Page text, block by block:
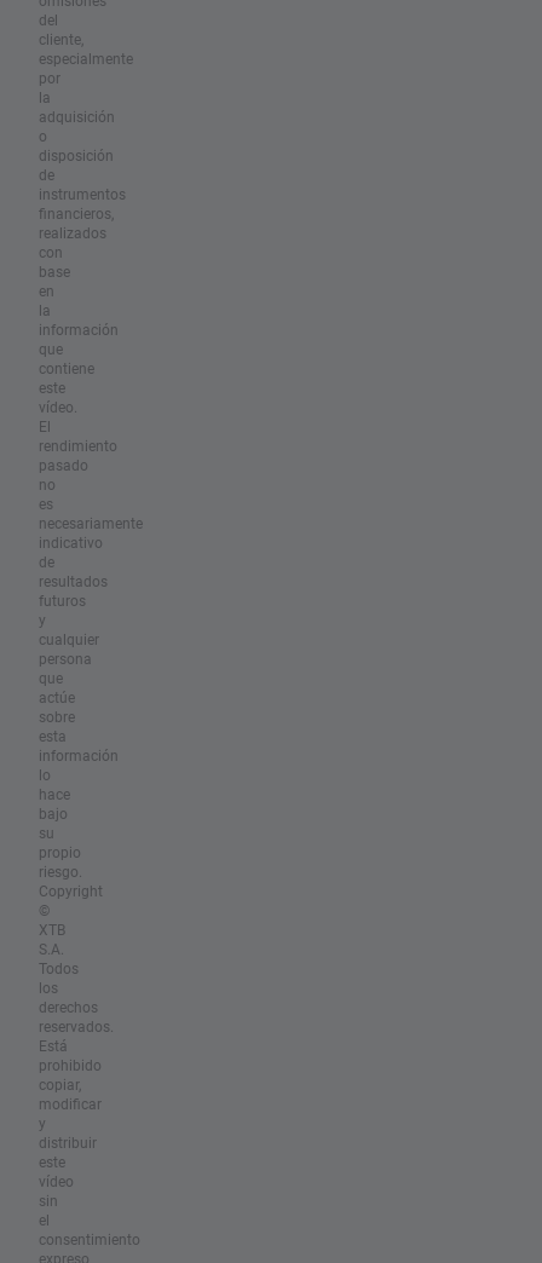
del
cliente,
especialmente
por
la
adquisición
o
disposición
de
instrumentos
financieros,
realizados
con
base
en
la
información
que
contiene
este
vídeo.
El
rendimiento
pasado
no
es
necesariamente
indicativo
de
resultados
futuros
y
cualquier
persona
que
actúe
sobre
esta
información
lo
hace
bajo
su
propio
riesgo.
Copyright
©
XTB
S.A.
Todos
los
derechos
reservados.
Está
prohibido
copiar,
modificar
y
distribuir
este
vídeo
sin
el
consentimiento
expreso